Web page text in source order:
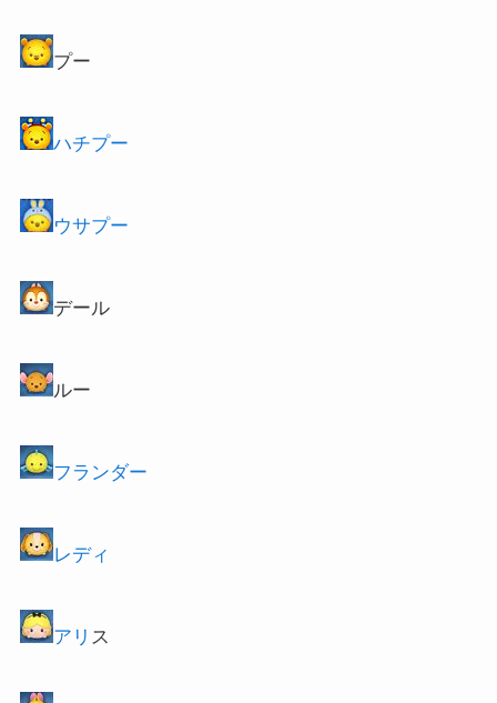
プー
ハチプー
ウサプー
デール
ルー
フランダー
レディ
アリ ス